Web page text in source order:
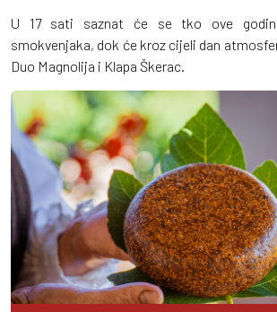
U 17 sati saznat će se tko ove
smokvenjaka, dok će kroz cijeli dan
Duo Magnolija i Klapa Škerac.